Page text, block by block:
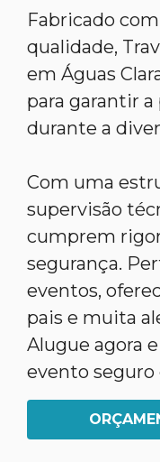
Fabricado
qualidade,
em Águas
para garantir
durante a
Com uma
supervisão
cumprem
segurança.
eventos,
pais e muita
Alugue agora
evento seguro